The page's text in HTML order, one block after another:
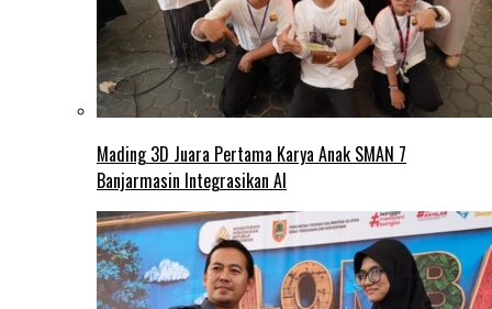
Mading 3D Juara Pertama Karya Anak SMAN 7
Banjarmasin Integrasikan AI